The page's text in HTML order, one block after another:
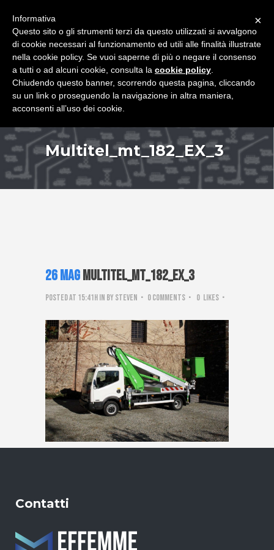
Multitel_mt_182_EX_3
26 MagMultitel_mt_182_EX_3
Posted at 15:41hin by steven 0 Comments 0 Likes
Contatti
×
Informativa
Questo sito o gli strumenti terzi da questo utilizzati si avvalgono
di cookie necessari al funzionamento ed utili alle finalità illustrate
nella cookie policy. Se vuoi saperne di più o negare il consenso
a tutti o ad alcuni cookie, consulta la cookie policy
Chiudendo questo banner, scorrendo questa pagina, cliccando
su un link o proseguendo la navigazione in altra maniera,
acconsenti all’uso dei cookie.